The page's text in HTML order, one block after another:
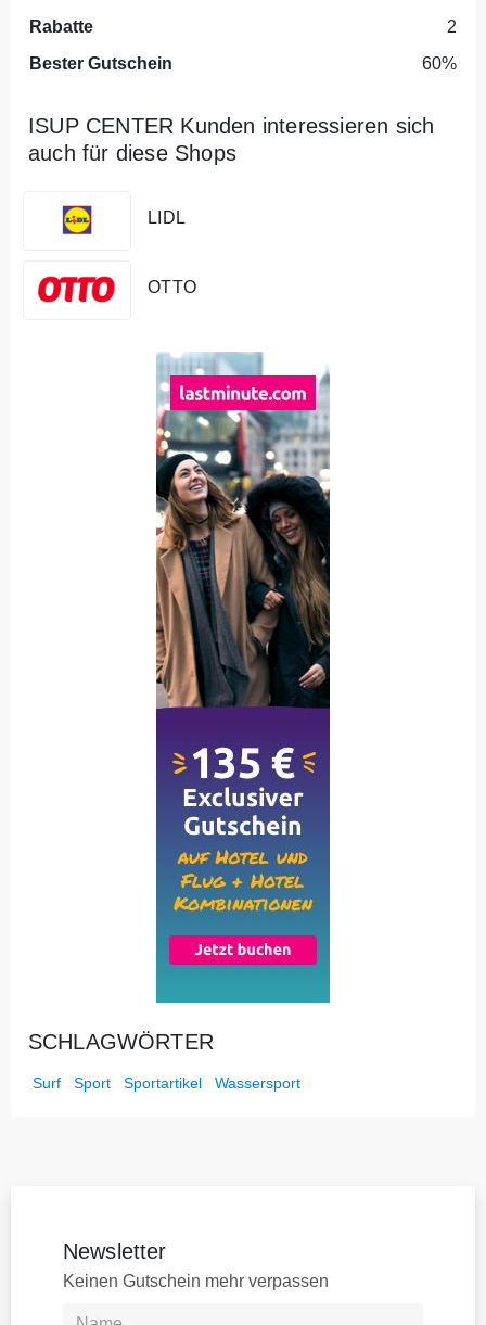
Rabatte
2
Bester Gutschein
60%
ISUP CENTER Kunden interessieren sich
auch für diese Shops
LIDL
OTTO
SCHLAGWÖRTER
Surf Sport Sportartikel Wassersport
Newsletter
Keinen Gutschein mehr verpassen